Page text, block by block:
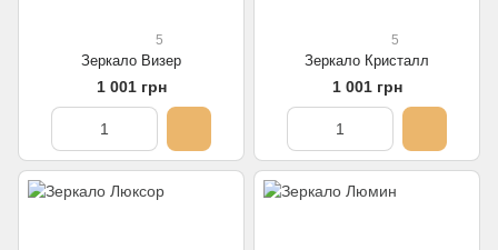
5
Зеркало Визер
1 001 грн
5
Зеркало Кристалл
1 001 грн